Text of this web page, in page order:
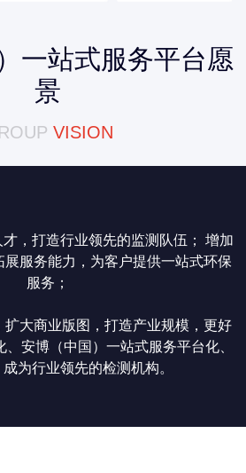
一站式服务平台愿
景
VISION
，打造行业领先的监测队伍； 增加
服务能力，为客户提供一站式环保
服务；
大商业版图，打造产业规模，更好
安博（中国）一站式服务平台化、
为行业领先的检测机构。